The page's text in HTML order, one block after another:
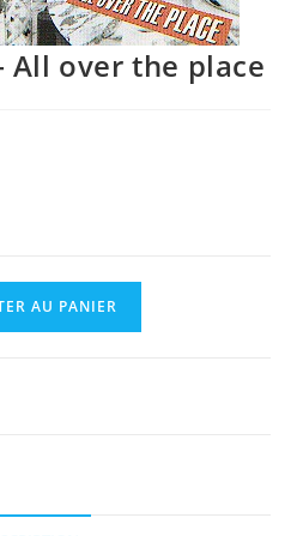
All over the place
AU PANIER